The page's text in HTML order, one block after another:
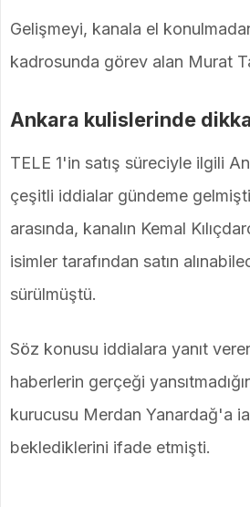
Gelişmeyi, kanala el
kadrosunda görev alan Murat
Ankara kulislerinde
TELE 1'in satış süreciyle ilgili
çeşitli iddialar gündeme
arasında, kanalın Kemal
isimler tarafından satın
sürülmüştü.
Söz konusu iddialara yanıt
haberlerin gerçeği
kurucusu Merdan Yanardağ'a
beklediklerini ifade etmişti.